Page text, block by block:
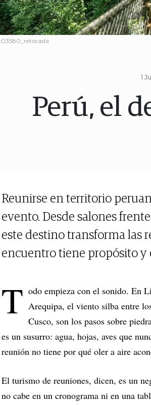
1
Perú, el
Reunirse en territorio
evento. Desde salones
este destino transforma las
encuentro tiene propósito y
T odo empieza con el sonido. En
Arequipa, el viento silba entre
Cusco, son los pasos sobre
es un susurro: agua, hojas, aves que
reunión no tiene por qué oler a aire
El turismo de reuniones, dicen, es un
no cabe en un cronograma ni en una